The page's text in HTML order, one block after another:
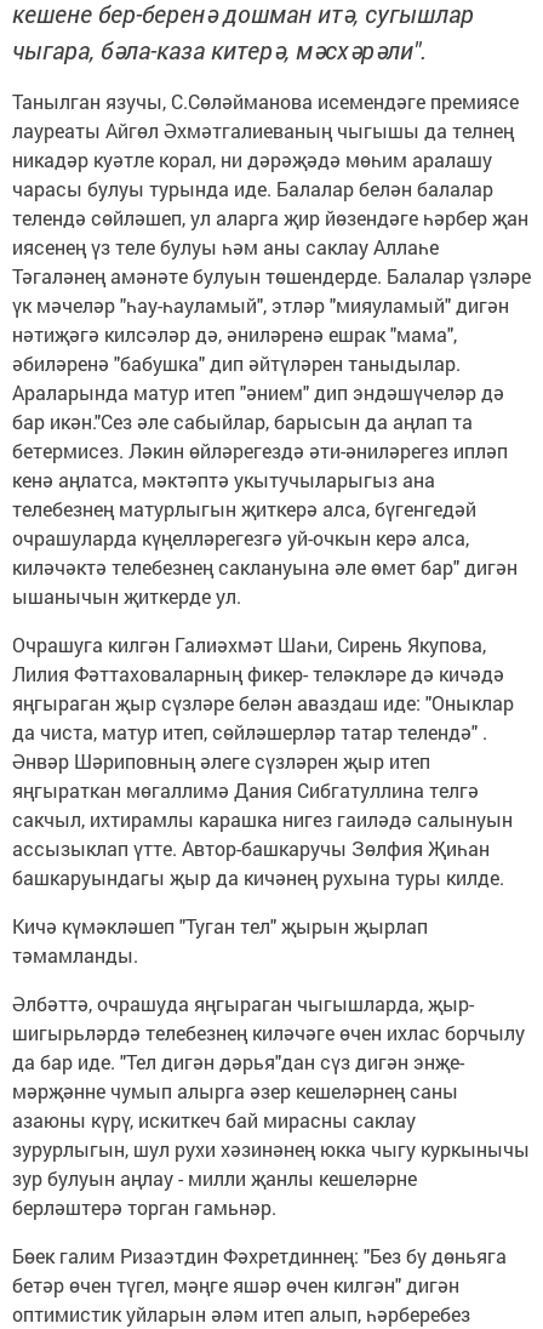
кешене бер-беренә дошман итә, сугышлар
чыгара, бәла-каза китерә, мәсхәрәли".
Танылган язучы, С.Сөләйманова исемендәге премиясе
лауреаты Айгөл Әхмәтгалиеваның чыгышы да телнең
никадәр куәтле корал, ни дәрәҗәдә мөһим аралашу
чарасы булуы турында иде. Балалар белән балалар
телендә сөйләшеп, ул аларга җир йөзендәге һәрбер җан
иясенең үз теле булуы һәм аны саклау Аллаһе
Тәгаләнең амәнәте булуын төшендерде. Балалар үзләре
үк мәчеләр "һау-һауламый", этләр "мияуламый" дигән
нәтиҗәгә килсәләр дә, әниләренә ешрак "мама",
әбиләренә "бабушка" дип әйтүләрен таныдылар.
Араларында матур итеп "әнием" дип эндәшүчеләр дә
бар икән."Сез әле сабыйлар, барысын да аңлап та
бетермисез. Ләкин өйләрегездә әти-әниләрегез ипләп
кенә аңлатса, мәктәптә укытучыларыгыз ана
телебезнең матурлыгын җиткерә алса, бүгенгедәй
очрашуларда күңелләрегезгә уй-очкын керә алса,
киләчәктә телебезнең саклануына әле өмет бар" дигән
ышанычын җиткерде ул.
Очрашуга килгән Галиәхмәт Шаһи, Сирень Якупова,
Лилия Фәттаховаларның фикер- теләкләре дә кичәдә
яңгыраган җыр сүзләре белән аваздаш иде: "Оныклар
да чиста, матур итеп, сөйләшерләр татар телендә" .
Әнвәр Шәриповның әлеге сүзләрен җыр итеп
яңгыраткан мөгаллимә Дания Сибгатуллина телгә
сакчыл, ихтирамлы карашка нигез гаиләдә салынуын
ассызыклап үтте. Автор-башкаручы Зөлфия Җиһан
башкаруындагы җыр да кичәнең рухына туры килде.
Кичә күмәкләшеп "Туган тел" җырын җырлап
тәмамланды.
Әлбәттә, очрашуда яңгыраган чыгышларда, җыр-
шигырьләрдә телебезнең киләчәге өчен ихлас борчылу
да бар иде. "Тел дигән дәрья"дан сүз дигән энҗе-
мәрҗәнне чумып алырга әзер кешеләрнең саны
азаюны күрү, искиткеч бай мирасны саклау
зурурлыгын, шул рухи хәзинәнең юкка чыгу куркынычы
зур булуын аңлау - милли җанлы кешеләрне
берләштерә торган гамьнәр.
Бөек галим Ризаэтдин Фәхретдиннең: "Без бу дөньяга
бетәр өчен түгел, мәңге яшәр өчен килгән" дигән
оптимистик уйларын әләм итеп алып, һәрберебез